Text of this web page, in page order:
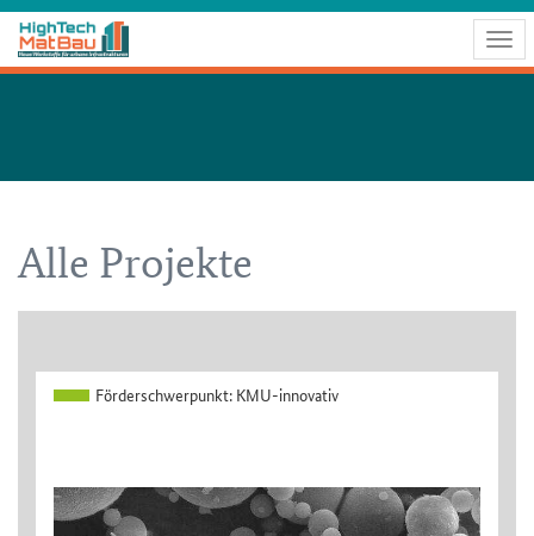
Alle Projekte
Förderschwerpunkt: KMU-innovativ